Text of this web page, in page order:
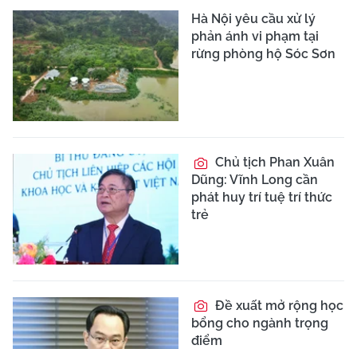
Hà Nội yêu cầu xử lý
phản ánh vi phạm tại
rừng phòng hộ Sóc Sơn
Chủ tịch Phan Xuân
Dũng: Vĩnh Long cần
phát huy trí tuệ trí thức
trẻ
Đề xuất mở rộng học
bổng cho ngành trọng
điểm